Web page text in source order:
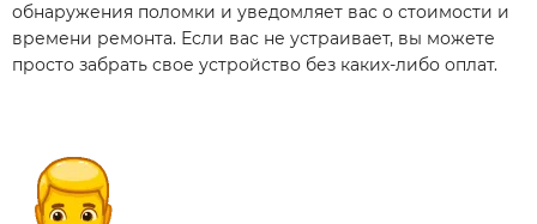
обнаружения поломки и уведомляет вас о стоимости и
времени ремонта. Если вас не устраивает, вы можете
просто забрать свое устройство без каких-либо оплат.